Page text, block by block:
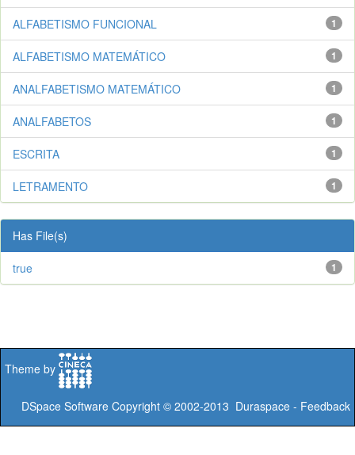
1
ALFABETISMO FUNCIONAL
1
ALFABETISMO MATEMÁTICO
1
ANALFABETISMO MATEMÁTICO
1
ANALFABETOS
1
ESCRITA
1
LETRAMENTO
Has File(s)
1
true
Theme by
DSpace Software Copyright © 2002-2013 Duraspace - Feedback